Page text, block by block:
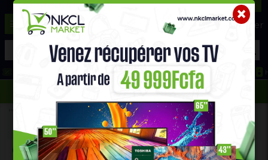
☰ Aide ?
Promo Congélateur Telephone Hightech
693 71 25 25 652 36 21 34
Home Petit Electroménager BOUILLOIRES ET CAFETIÈRES